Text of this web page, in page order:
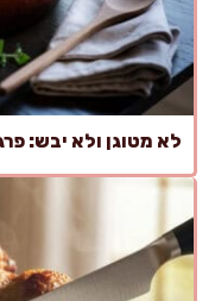
לא מטוגן ולא יבש: